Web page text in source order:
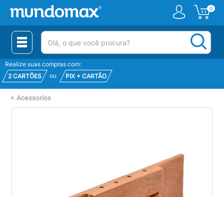
0
(pesquisar)
Realize suas compras com:
2 CARTÕES
ou PIX + CARTÃO
< Acessorios